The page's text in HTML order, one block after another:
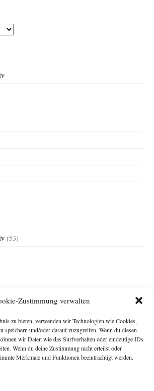
Zustimmung verwalten
zu bieten, verwenden wir Technologien wie Cookies,
speichern und/oder darauf zuzugreifen. Wenn du diesen
wir Daten wie das Surfverhalten oder eindeutige IDs
Wenn du deine Zustimmung nicht erteilst oder
Merkmale und Funktionen beeinträchtigt werden.
(53)
Impressum
Michael Baden,